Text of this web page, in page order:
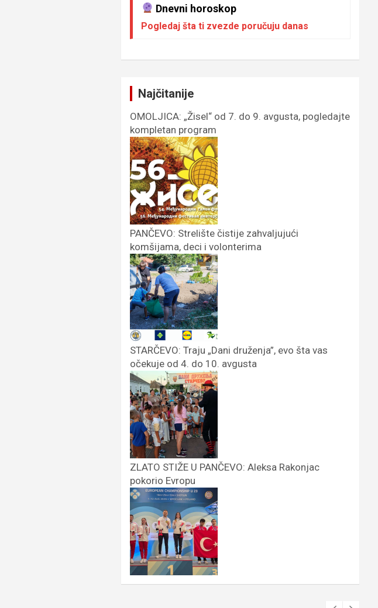
Dnevni horoskop
Pogledaj šta ti zvezde poručuju danas
Najčitanije
OMOLJICA: „Žisel“ od 7. do 9. avgusta, pogledajte
kompletan program
PANČEVO: Strelište čistije zahvaljujući
komšijama, deci i volonterima
STARČEVO: Traju „Dani druženja”, evo šta vas
očekuje od 4. do 10. avgusta
ZLATO STIŽE U PANČEVO: Aleksa Rakonjac
pokorio Evropu